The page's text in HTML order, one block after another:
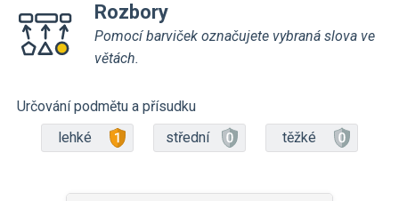
Rozbory
Pomocí barviček označujete vybraná slova ve
větách.
Určování podmětu a přísudku
lehké
střední těžké